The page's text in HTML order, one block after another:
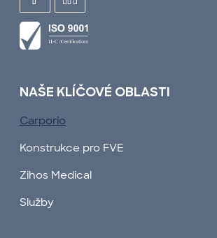
NAŠE KLÍČOVÉ OBLASTI
Carporio
Konstrukce pro FVE
Zihos Medical
Služby